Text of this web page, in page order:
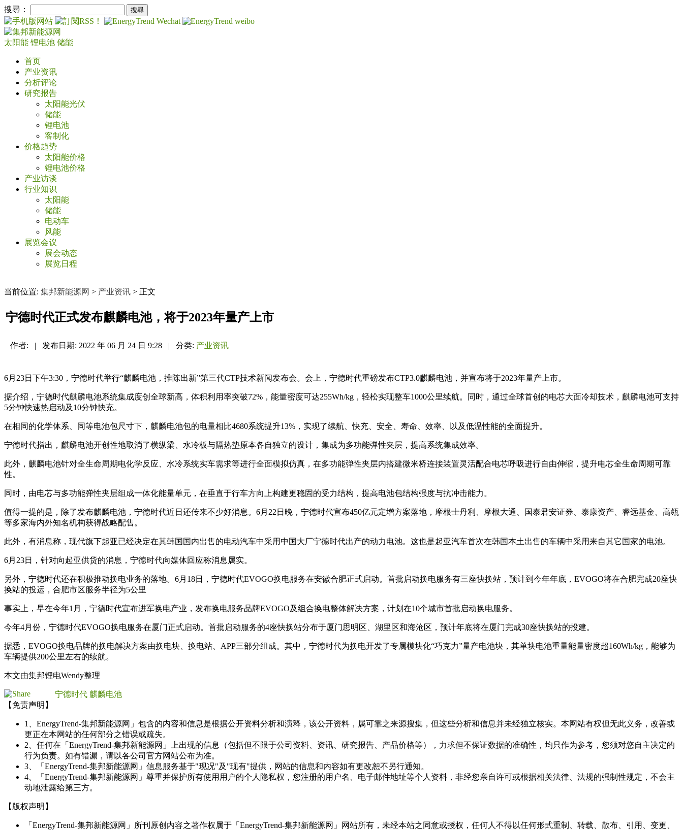
搜尋：
太阳能 锂电池 储能
首页
产业资讯
分析评论
研究报告
太阳能光伏
储能
锂电池
客制化
价格趋势
太阳能价格
锂电池价格
产业访谈
行业知识
太阳能
储能
电动车
风能
展览会议
展会动态
展览日程
当前位置: 集邦新能源网 > 产业资讯 > 正文
宁德时代正式发布麒麟电池，将于2023年量产上市
作者: | 发布日期: 2022 年 06 月 24 日 9:28 | 分类: 产业资讯
6月23日下午3:30，宁德时代举行“麒麟电池，推陈出新”第三代CTP技术新闻发布会。会上，宁德时代重磅发布CTP3.0麒麟电池，并宣布将于2023年量产上市。
据介绍，宁德时代麒麟电池系统集成度创全球新高，体积利用率突破72%，能量密度可达255Wh/kg，轻松实现整车1000公里续航。同时，通过全球首创的电芯大面冷却技术，麒麟电池可支持
5分钟快速热启动及10分钟快充。
在相同的化学体系、同等电池包尺寸下，麒麟电池包的电量相比4680系统提升13%，实现了续航、快充、安全、寿命、效率、以及低温性能的全面提升。
宁德时代指出，麒麟电池开创性地取消了横纵梁、水冷板与隔热垫原本各自独立的设计，集成为多功能弹性夹层，提高系统集成效率。
此外，麒麟电池针对全生命周期电化学反应、水冷系统实车需求等进行全面模拟仿真，在多功能弹性夹层内搭建微米桥连接装置灵活配合电芯呼吸进行自由伸缩，提升电芯全生命周期可靠
性。
同时，由电芯与多功能弹性夹层组成一体化能量单元，在垂直于行车方向上构建更稳固的受力结构，提高电池包结构强度与抗冲击能力。
值得一提的是，除了发布麒麟电池，宁德时代近日还传来不少好消息。6月22日晚，宁德时代宣布450亿元定增方案落地，摩根士丹利、摩根大通、国泰君安证券、泰康资产、睿远基金、高瓴
等多家海内外知名机构获得战略配售。
此外，有消息称，现代旗下起亚已经决定在其韩国国内出售的电动汽车中采用中国大厂宁德时代出产的动力电池。这也是起亚汽车首次在韩国本土出售的车辆中采用来自其它国家的电池。
6月23日，针对向起亚供货的消息，宁德时代向媒体回应称消息属实。
另外，宁德时代还在积极推动换电业务的落地。6月18日，宁德时代EVOGO换电服务在安徽合肥正式启动。首批启动换电服务有三座快换站，预计到今年年底，EVOGO将在合肥完成20座快
换站的投运，合肥市区服务半径为5公里
事实上，早在今年1月，宁德时代宣布进军换电产业，发布换电服务品牌EVOGO及组合换电整体解决方案，计划在10个城市首批启动换电服务。
今年4月份，宁德时代EVOGO换电服务在厦门正式启动。首批启动服务的4座快换站分布于厦门思明区、湖里区和海沧区，预计年底将在厦门完成30座快换站的投建。
据悉，EVOGO换电品牌的换电解决方案由换电块、换电站、APP三部分组成。其中，宁德时代为换电开发了专属模块化“巧克力”量产电池块，其单块电池重量能量密度超160Wh/kg，能够为
车辆提供200公里左右的续航。
本文由集邦锂电Wendy整理
宁德时代 麒麟电池
【免责声明】
1、EnergyTrend-集邦新能源网」包含的内容和信息是根据公开资料分析和演释，该公开资料，属可靠之来源搜集，但这些分析和信息并未经独立核实。本网站有权但无此义务，改善或
更正在本网站的任何部分之错误或疏失。
2、任何在「EnergyTrend-集邦新能源网」上出现的信息（包括但不限于公司资料、资讯、研究报告、产品价格等），力求但不保证数据的准确性，均只作为参考，您须对您自主决定的
行为负责。如有错漏，请以各公司官方网站公布为准。
3、「EnergyTrend-集邦新能源网」信息服务基于"现况"及"现有"提供，网站的信息和内容如有更改恕不另行通知。
4、「EnergyTrend-集邦新能源网」尊重并保护所有使用用户的个人隐私权，您注册的用户名、电子邮件地址等个人资料，非经您亲自许可或根据相关法律、法规的强制性规定，不会主
动地泄露给第三方。
【版权声明】
「EnergyTrend-集邦新能源网」所刊原创内容之著作权属于「EnergyTrend-集邦新能源网」网站所有，未经本站之同意或授权，任何人不得以任何形式重制、转载、散布、引用、变更、